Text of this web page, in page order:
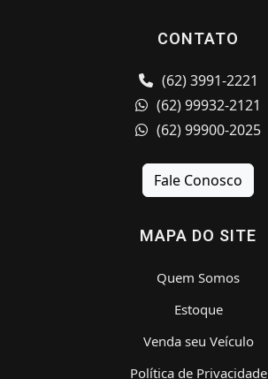
CONTATO
(62) 3991-2221
(62) 99932-2121
(62) 99900-2025
Fale Conosco
MAPA DO SITE
Quem Somos
Estoque
Venda seu Veículo
Política de Privacidade